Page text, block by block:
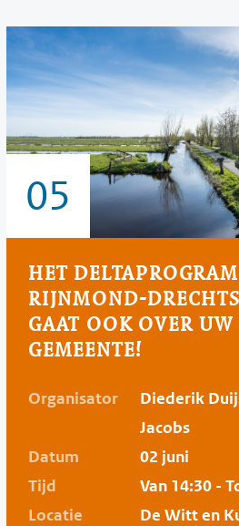
05
HET
RIJNMOND-
GAAT OOK OVER UW
GEMEENTE!
Organisator
Diederik
Jacobs
Datum
02 juni
Tijd
Van 14:30 -
Locatie
De Witt en